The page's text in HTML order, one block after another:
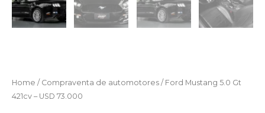
Home / Compraventa de automotores / Ford Mustang 5.0 Gt
421cv – USD 73.000